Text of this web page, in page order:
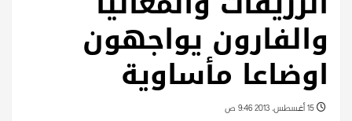
والفارون يواجهون
اوضاعا مأساوية